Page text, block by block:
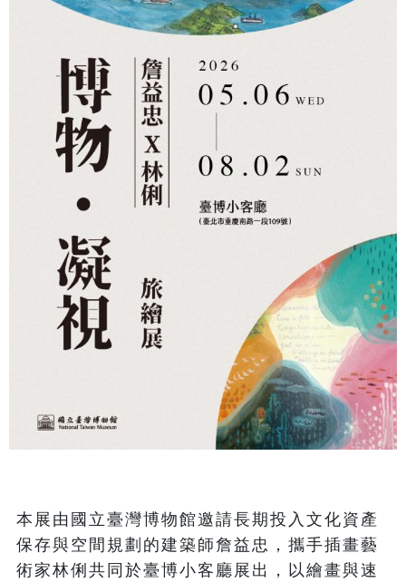
本展由國立臺灣博物館邀請長期投入文化資產
保存與空間規劃的建築師詹益忠，攜手插畫藝
術家林俐共同於臺博小客廳展出，以繪畫與速